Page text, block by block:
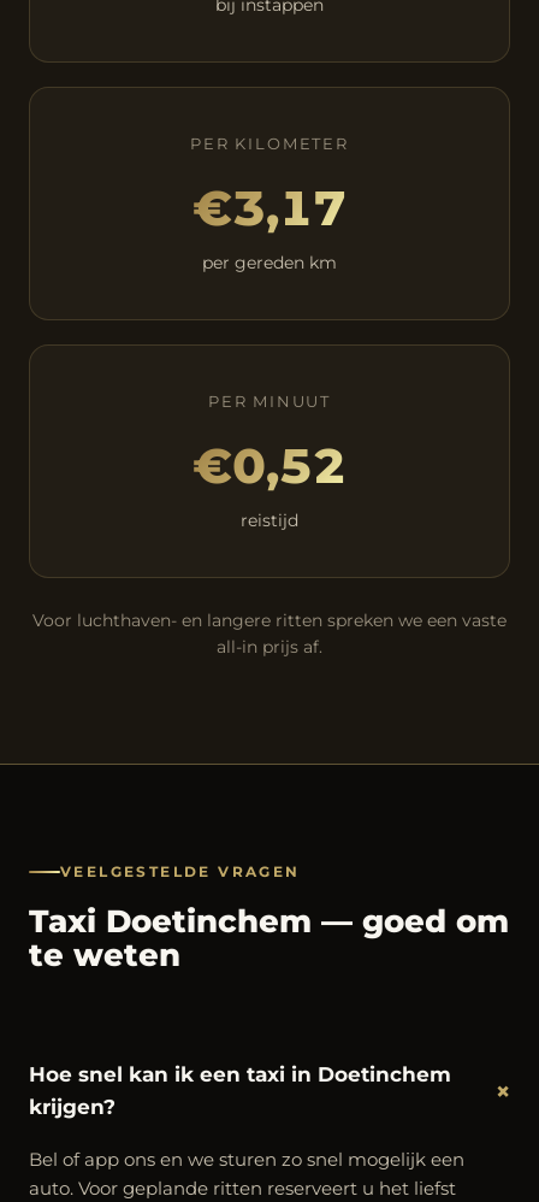
PER KILOMETER
€3,17
per gereden km
PER MINUUT
€0,52
reistijd
Voor luchthaven- en langere ritten spreken we een vaste
all-in prijs af.
VEELGESTELDE VRAGEN
Taxi Doetinchem — goed om
te weten
Hoe snel kan ik een taxi in Doetinchem
krijgen?
+
Bel of app ons en we sturen zo snel mogelijk een
auto. Voor geplande ritten reserveert u het liefst